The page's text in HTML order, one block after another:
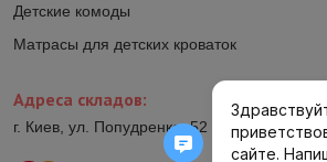
Детские комоды
Матрасы для детских кроваток
Адреса складов:
г. Киев, ул. Попудренко, 52 (ул.Гетьмана